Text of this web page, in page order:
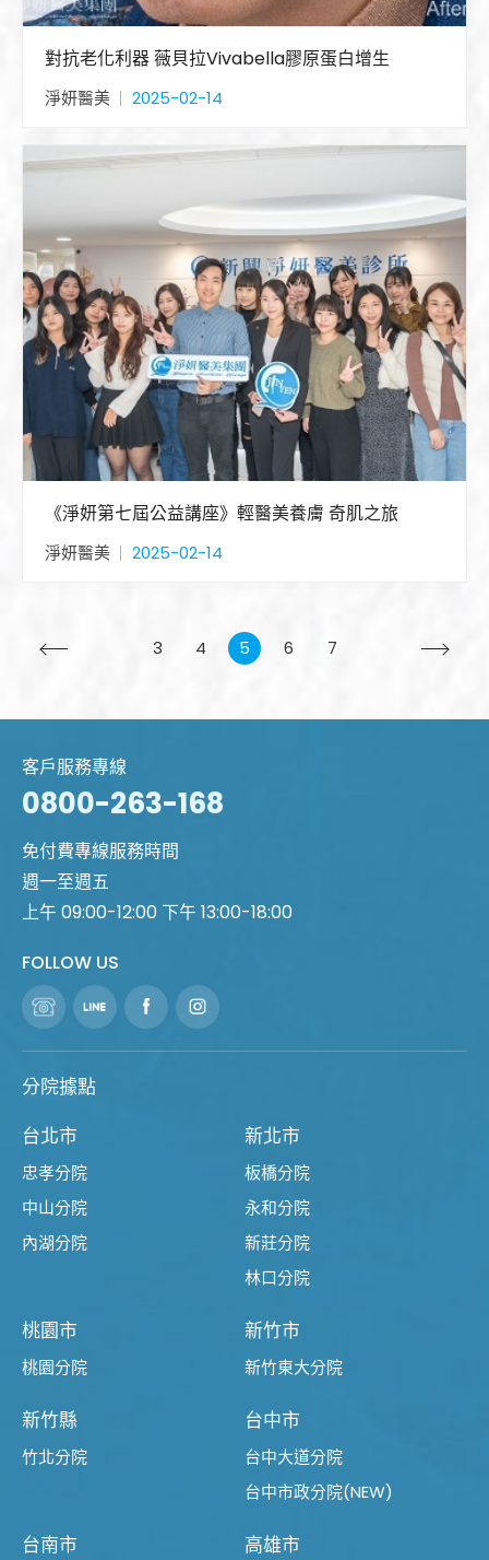
對抗老化利器 薇貝拉Vivabella膠原蛋白增生
淨妍醫美 2025-02-14
《淨妍第七屆公益講座》輕醫美養膚 奇肌之旅
淨妍醫美 2025-02-14
3 4 5 6 7
客戶服務專線
0800-263-168
免付費專線服務時間
週一至週五
上午 09:00-12:00 下午 13:00-18:00
FOLLOW US
分院據點
台北市
忠孝分院
中山分院
內湖分院
新北市
板橋分院
永和分院
新莊分院
林口分院
桃園市
桃園分院
新竹市
新竹東大分院
新竹縣
竹北分院
台中市
台中大道分院
台中市政分院(NEW)
台南市 高雄市